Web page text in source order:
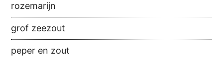
rozemarijn
grof zeezout
peper en zout